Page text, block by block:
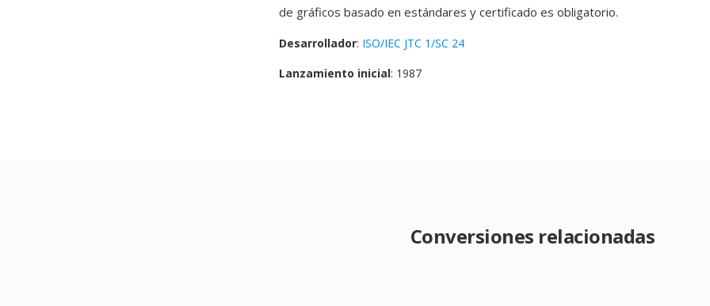
de gráficos basado en estándares y certificado es obligatorio.
Desarrollador: ISO/IEC JTC 1/SC 24
Lanzamiento inicial: 1987
Conversiones relacionadas